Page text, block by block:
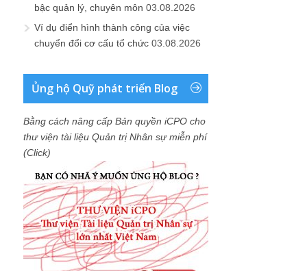
bậc quản lý, chuyên môn 03.08.2026
Ví dụ điển hình thành công của việc
chuyển đổi cơ cấu tổ chức 03.08.2026
Ủng hộ Quỹ phát triển Blog
Bằng cách nâng cấp Bản quyền iCPO cho
thư viện tài liệu Quản trị Nhân sự miễn phí
(Click)